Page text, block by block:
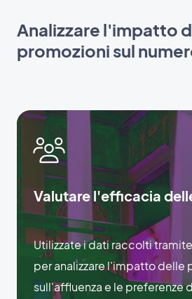
Analizzare l'impatto
promozioni sul
Valutare l'efficacia
Utilizzate i dati raccolti
per analizzare l'impatto delle
sull'affluenza e le preferenze